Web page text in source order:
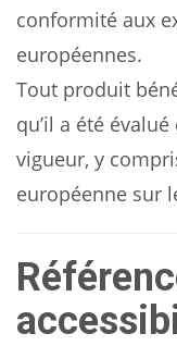
conformité aux
européennes.
Tout produit
qu’il a été
vigueur, y
européenne sur